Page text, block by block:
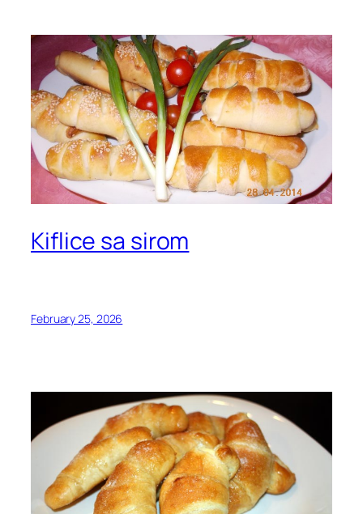
Kiflice sa sirom
February 25, 2026